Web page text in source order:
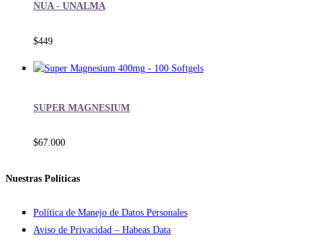
NUA - UNALMA
$449
SUPER MAGNESIUM
$67.000
Nuestras Políticas
Política de Manejo de Datos Personales
Aviso de Privacidad – Habeas Data